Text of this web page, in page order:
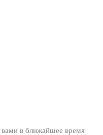
в ближайшее время